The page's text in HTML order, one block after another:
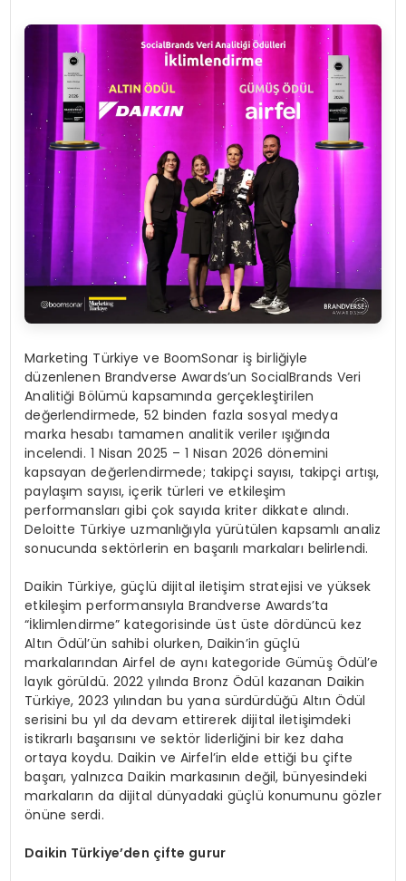
Marketing Türkiye ve BoomSonar iş birliğiyle
düzenlenen Brandverse Awards’un SocialBrands Veri
Analitiği Bölümü kapsamında gerçekleştirilen
değerlendirmede, 52 binden fazla sosyal medya
marka hesabı tamamen analitik veriler ışığında
incelendi. 1 Nisan 2025 – 1 Nisan 2026 dönemini
kapsayan değerlendirmede; takipçi sayısı, takipçi artışı,
paylaşım sayısı, içerik türleri ve etkileşim
performansları gibi çok sayıda kriter dikkate alındı.
Deloitte Türkiye uzmanlığıyla yürütülen kapsamlı analiz
sonucunda sektörlerin en başarılı markaları belirlendi.
Daikin Türkiye, güçlü dijital iletişim stratejisi ve yüksek
etkileşim performansıyla Brandverse Awards’ta
“İklimlendirme” kategorisinde üst üste dördüncü kez
Altın Ödül’ün sahibi olurken, Daikin’in güçlü
markalarından Airfel de aynı kategoride Gümüş Ödül’e
layık görüldü. 2022 yılında Bronz Ödül kazanan Daikin
Türkiye, 2023 yılından bu yana sürdürdüğü Altın Ödül
serisini bu yıl da devam ettirerek dijital iletişimdeki
istikrarlı başarısını ve sektör liderliğini bir kez daha
ortaya koydu. Daikin ve Airfel’in elde ettiği bu çifte
başarı, yalnızca Daikin markasının değil, bünyesindeki
markaların da dijital dünyadaki güçlü konumunu gözler
önüne serdi.
Daikin Türkiye’den çifte gurur